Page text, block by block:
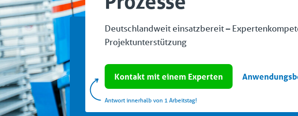
Deutschlandweit einsatzbereit –
Projektunterstützung
Kontakt mit einem Experten
Antwort innerhalb von 1 Arbeitstag!